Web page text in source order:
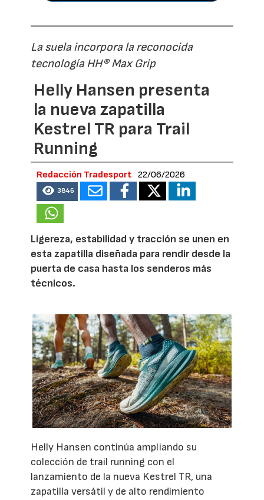
La suela incorpora la reconocida
tecnología HH® Max Grip
Helly Hansen presenta
la nueva zapatilla
Kestrel TR para Trail
Running
Redacción Tradesport 22/06/2026
3846
Ligereza, estabilidad y tracción se unen en
esta zapatilla diseñada para rendir desde la
puerta de casa hasta los senderos más
técnicos.
Helly Hansen continúa ampliando su
colección de trail running con el
lanzamiento de la nueva Kestrel TR, una
zapatilla versátil y de alto rendimiento